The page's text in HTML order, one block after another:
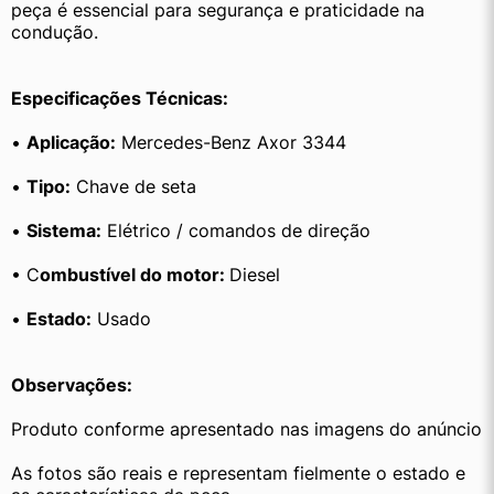
peça é essencial para segurança e praticidade na
condução.
Especificações Técnicas:
• Aplicação: Mercedes-Benz Axor 3344
• Tipo: Chave de seta
• Sistema: Elétrico / comandos de direção
• Combustível do motor: Diesel
• Estado: Usado
Observações:
Produto conforme apresentado nas imagens do anúncio
As fotos são reais e representam fielmente o estado e